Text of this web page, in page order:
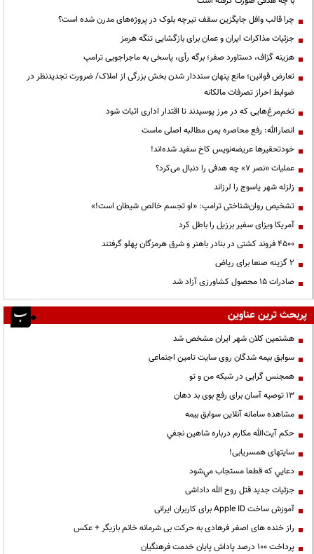
چرا قالب وافل جایگزین سقف تیرچه بلوک در پروژه‌های مدرن شده است؟
جزئیات مذاکرات ایران و عمان برای بازگشایی تنگه هرمز
هزینه گزاف، دستاورد صفر؛ برگه رأی، پاسخی به ماجراجویی ترامپ
تعارض قوانین؛ مانع پنهان سنددار شدن بخش بزرگی از املاک/ ضرورت تجدیدنظر در
ضوابط احراز تصرفات مالکانه
تخم‌مرغ‌هایی که در مرز پوسیدند تا اقتدار اداری اثبات شود
انصارالله: رفع محاصره یمن مطالبه اصلی ماست
خودتحقیرها عریضه‌نویس کاخ سفید شده‌اند!
عملیات «نصر ۷» چه هدفی را دنبال می‌کرد؟
زلزله شهر یاسوج را لرزاند
تشخیص روان‌شناختی ترامپ: «او تجسم خالص شیطان است!»
آمریکا ویزای سفیر برزیل را باطل کرد
۴۵۰۰ فروند کشتی در بنادر باهنر و شرق هرمزگان پهلو گرفتند
۲ گزینه صنعا برای ریاض
صادرات ۱۵ محصول کشاورزی آزاد شد
پربحث ترین عناوین
هشتمین کلان شهر ایران مشخص شد
سوابق بیمه شدگان روی سایت تامین اجتماعی
همجنس گرایی در شبکه من و تو
13 توصیه آسان برای رفع بوی بد دهان
مشاهده سامانه آنلاين سوابق بیمه
حكم آيت‌الله مكارم درباره شاهين نجفي
سایتهای همسریابی!
دعايي كه قطعا مستجاب مي‌شود
جزئیات جدید قتل روح الله داداشی
آموزش ساخت Apple ID برای کاربران ایرانی
راز خنده های اصغر فرهادی به حرکت بی شرمانه خانم بازیگر + عکس
پرداخت ۱۰۰ درصد پاداش پایان خدمت فرهنگیان